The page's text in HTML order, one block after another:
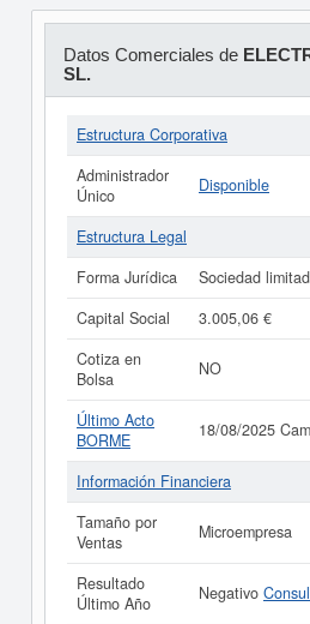
Datos Comerciales de
SL.
Estructura Corporativa
Administrador
Único
Disponible
Estructura Legal
Forma Jurídica
Sociedad
Capital Social
3.005,06 €
Cotiza en
Bolsa
NO
Último Acto
BORME
18/08/2025
Información Financiera
Tamaño por
Ventas
Microempresa
Resultado
Último Año
Negativo